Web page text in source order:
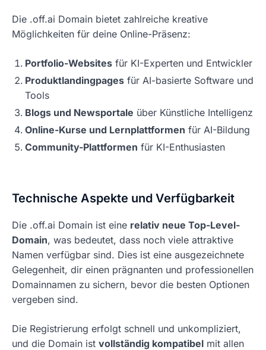
Die .off.ai Domain bietet zahlreiche kreative
Möglichkeiten für deine Online-Präsenz:
Portfolio-Websites für KI-Experten und Entwickler
Produktlandingpages für AI-basierte Software und
Tools
Blogs und Newsportale über Künstliche Intelligenz
Online-Kurse und Lernplattformen für AI-Bildung
Community-Plattformen für KI-Enthusiasten
Technische Aspekte und Verfügbarkeit
Die .off.ai Domain ist eine relativ neue Top-Level-
Domain, was bedeutet, dass noch viele attraktive
Namen verfügbar sind. Dies ist eine ausgezeichnete
Gelegenheit, dir einen prägnanten und professionellen
Domainnamen zu sichern, bevor die besten Optionen
vergeben sind.
Die Registrierung erfolgt schnell und unkompliziert,
und die Domain ist vollständig kompatibel mit allen